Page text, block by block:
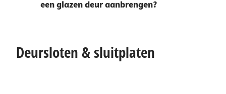
een glazen deur aanbrengen?
Deursloten & sluitplaten